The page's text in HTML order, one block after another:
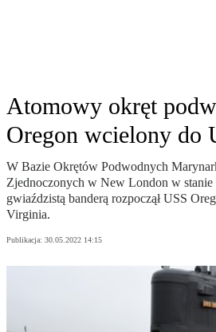
Atomowy okręt
Oregon wcielony do
W Bazie Okrętów Podwodnych
Zjednoczonych w New London w stanie
gwiaździstą banderą rozpoczął USS
Virginia.
Publikacja: 30.05.2022 14:15